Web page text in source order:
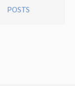
POSTS